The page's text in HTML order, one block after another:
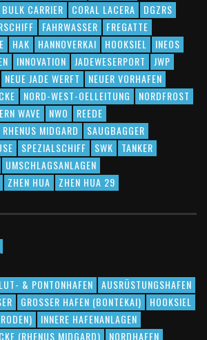
BULK CARRIER CORAL LACERA
DGZRS
FAHRWASSER
FREGATTE
HAK HANNOVERKAI HOOKSIEL
INEOS
INNOVATION JADEWESERPORT
JWP
NEUE JADE WERFT
NEUER VORHAFEN
NORD-WEST-OELLEITUNG
NORDFROST
WAVE NWO
REEDE
RHENUS MIDGARD
SAUGBAGGER
SPEZIALSCHIFF SWK
TANKER
UMSCHLAGSANLAGEN
ZHEN HUA ZHEN HUA 29
& PONTONHAFEN
AUSRÜSTUNGSHAFEN
GROSSER HAFEN (BONTEKAI)
HOOKSIEL
INNERE HAFENANLAGEN
(RHENUS MIDGARD)
NORDHAFEN